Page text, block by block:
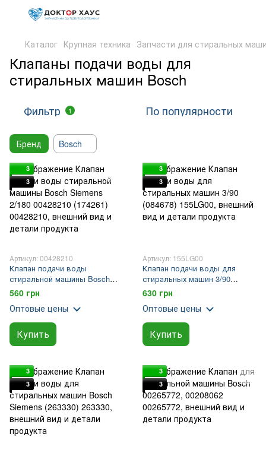
Каталог Крупная техника Запчасти для стиральных
Клапаны подачи воды для
стиральных машин Bosch
Фильтр 1 По популярности
Бренд Bosch
3
3
Артикул: 00428210
Клапан подачи воды
стиральной машины Bosch
Siemens 2/180 00428210
(174261)
560 грн
Оптовые цены
Купить
3
3
Артикул: 155LG00
Клапан подачи воды для
стиральных машин 3/90
(084678)
630 грн
Оптовые цены
Купить
3
3
3
3